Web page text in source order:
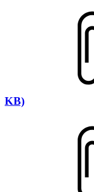
KB)